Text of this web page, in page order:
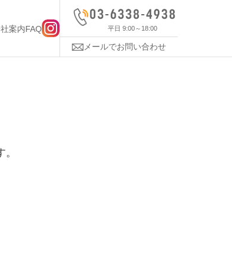
案内FAQ 平日 9:00～18:00
メールでお問い合わせ